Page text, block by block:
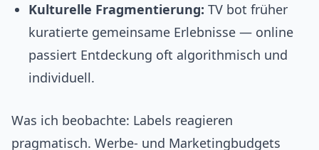
Kulturelle Fragmentierung: TV bot früher
kuratierte gemeinsame Erlebnisse — online
passiert Entdeckung oft algorithmisch und
individuell.
Was ich beobachte: Labels reagieren
pragmatisch. Werbe- und Marketingbudgets